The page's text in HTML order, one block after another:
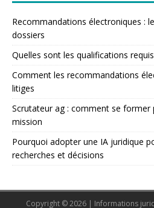
Recommandations électroniques :
dossiers
Quelles sont les qualifications
Comment les recommandations
litiges
Scrutateur ag : comment se former
mission
Pourquoi adopter une IA juridique
recherches et décisions
Copyright © 2026 | Informations